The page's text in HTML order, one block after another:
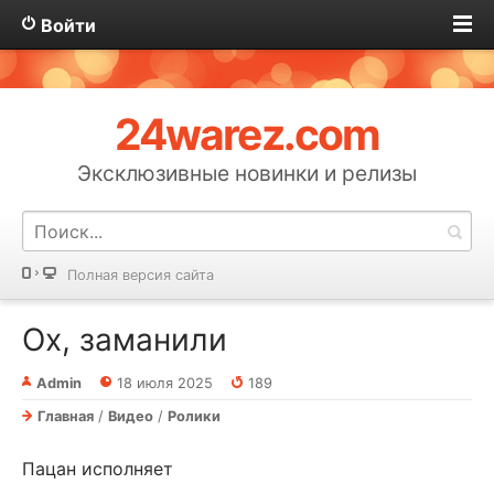
Войти
24warez.com
Эксклюзивные новинки и релизы
Полная версия сайта
Ох, заманили
Admin 18 июля 2025
189
Главная / Видео / Ролики
Пацан исполняет